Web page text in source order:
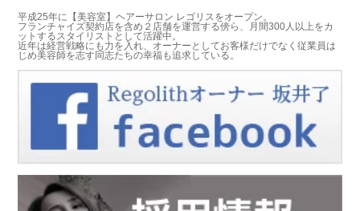
平成25年に【美容室】ヘアーサロン レゴリスをオープン。
フランチャイズ契約店を含め２店舗を運営する傍ら、月間300人以上をカ
ットするスタイリストとして活躍中。
近年は経営戦略にも力を入れ、オーナーとしてお客様だけでなく従業員は
じめ美容師を志す同志たちの幸福も追求している。